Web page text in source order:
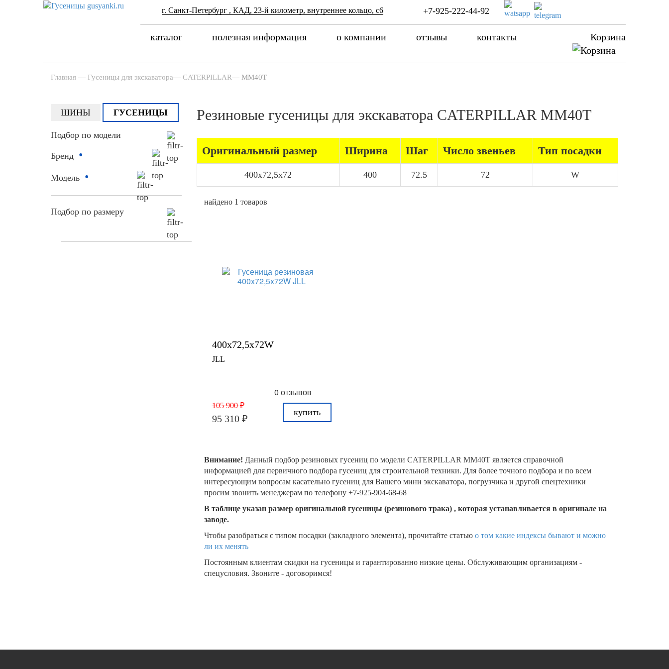
г. Санкт-Петербург , КАД, 23-й километр, внутреннее кольцо, с6 +7-925-222-44-92
каталог полезная информация о компании отзывы контакты Корзина
Главная — Гусеницы для экскаватора— CATERPILLAR— MM40T
ШИНЫ ГУСЕНИЦЫ
Подбор по модели
Бренд •
Модель •
Подбор по размеру
Резиновые гусеницы для экскаватора CATERPILLAR MM40T
Оригинальный размер Ширина Шаг Число звеньев Тип посадки
400x72,5x72 400 72.5 72 W
найдено 1 товаров
400x72,5x72W
JLL
0 отзывов
105 900 ₽
95 310 ₽
купить
Внимание! Данный подбор резиновых гусениц по модели CATERPILLAR MM40T является справочной
информацией для первичного подбора гусениц для строительной техники. Для более точного подбора и по всем
интересующим вопросам касательно гусениц для Вашего мини экскаватора, погрузчика и другой спецтехники
просим звонить менеджерам по телефону +7-925-904-68-68
В таблице указан размер оригинальной гусеницы (резинового трака) , которая устанавливается в оригинале на
заводе.
Чтобы разобраться с типом посадки (закладного элемента), прочитайте статью о том какие индексы бывают и можно
ли их менять
Постоянным клиентам скидки на гусеницы и гарантированно низкие цены. Обслуживающим организациям -
спецусловия. Звоните - договоримся!